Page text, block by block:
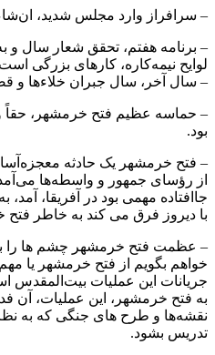
– سرافراز وارد مجلس شدید،
– برنامه هفتم، تحقق شعار سال و
لوایح نیمه‌کاره، کارهای بزرگی
– سال آخر، سال جبران خلاءها و
– حماسه‌ عظیم فتح خرمشهر، حقاً
بود.
– فتح خرمشهر یک حادثه‌
از رؤسای جمهور و واسطه‌ها
جاافتاده‌ مهمی بود در آفریقا،
با دیروز فرق می کند به خاطر
– عظمت فتح خرمشهر چشم ها را
خواهم بگویم از فتح خرمشهر یا مهم
جریانات این عملیات بیت‌المقدس
به فتح خرمشهر، این عملیات، آن
نقشه‌ها و طرح های جنگی که به نظر
تدریس بشود.